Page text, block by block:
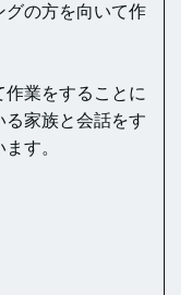
グの方を向いて作
業をすることに
家族と会話をす
す。